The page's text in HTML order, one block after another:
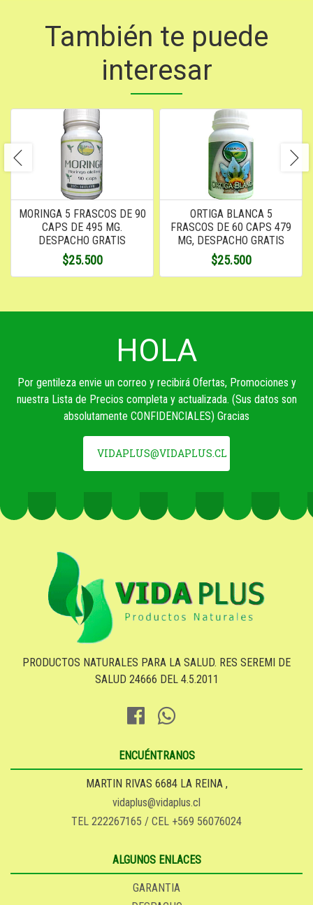
También te puede
interesar
MORINGA 5 FRASCOS DE 90
CAPS DE 495 MG.
DESPACHO GRATIS
$25.500
ORTIGA BLANCA 5
FRASCOS DE 60 CAPS 479
MG, DESPACHO GRATIS
$25.500
HOLA
Por gentileza envie un correo y recibirá Ofertas, Promociones y
nuestra Lista de Precios completa y actualizada. (Sus datos son
absolutamente CONFIDENCIALES) Gracias
VIDAPLUS@VIDAPLUS.CL
PRODUCTOS NATURALES PARA LA SALUD. RES SEREMI DE
SALUD 24666 DEL 4.5.2011
ENCUÉNTRANOS
MARTIN RIVAS 6684 LA REINA ,
vidaplus@vidaplus.cl
TEL 222267165 / CEL +569 56076024
ALGUNOS ENLACES
GARANTIA